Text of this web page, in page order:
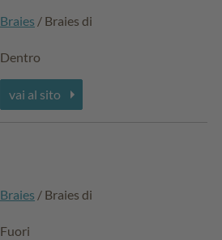
Braies / Braies di
Dentro
vai al sito
Braies / Braies di
Fuori